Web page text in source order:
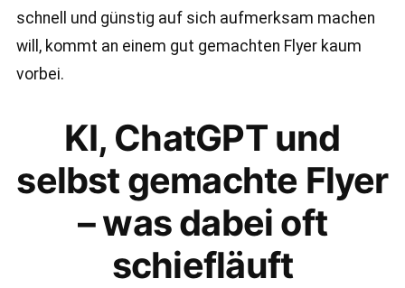
schnell und günstig auf sich aufmerksam machen
will, kommt an einem gut gemachten Flyer kaum
vorbei.
KI, ChatGPT und
selbst gemachte Flyer
– was dabei oft
schiefläuft